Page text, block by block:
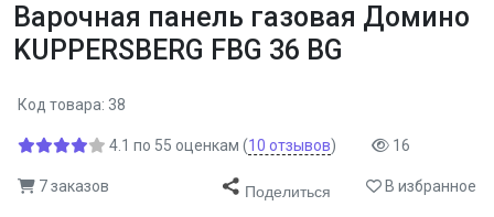
Варочная панель газовая Домино
KUPPERSBERG FBG 36 BG
Код товара: 38
4.1 по 55 оценкам (10 отзывов) 16
7 заказов Поделиться В избранное